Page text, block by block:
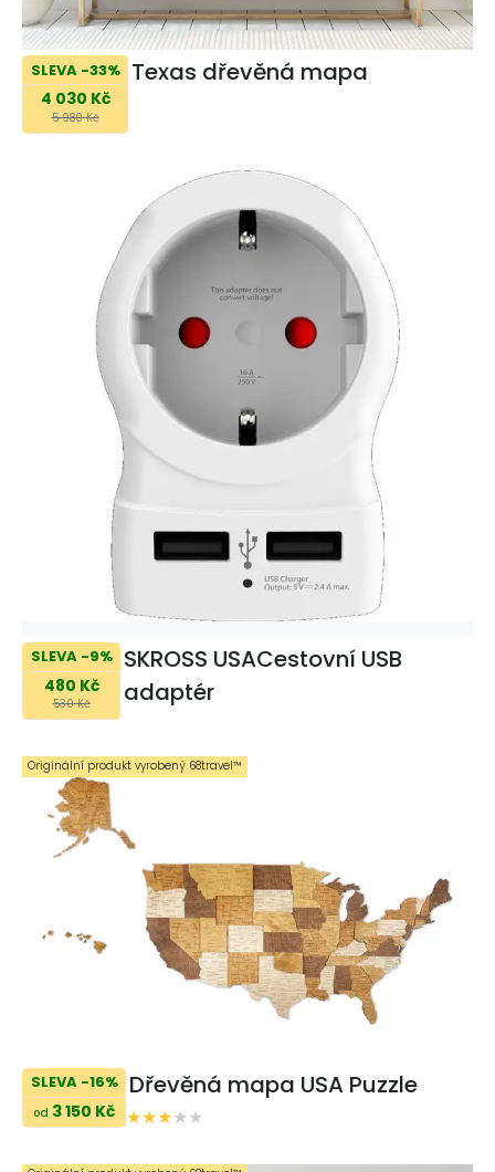
SLEVA -33%
4 030 Kč
5 980 Kč
Texas dřevěná mapa
SLEVA -9%
480 Kč
530 Kč
SKROSS USACestovní USB
adaptér
SLEVA -16%
od 3 150 Kč
Dřevěná mapa USA Puzzle
Originální produkt vyrobený 68travel™️